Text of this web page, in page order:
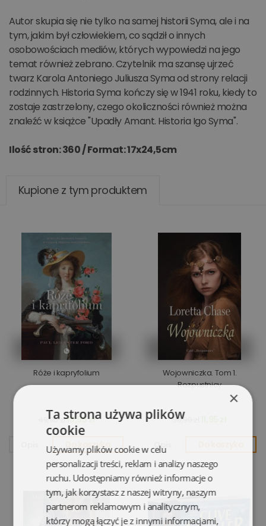
Autor skupia się nie tylko na samej historii Syma, ale i na
tym, jakim był człowiekiem, co sądził o innych
osobowościach mediów, których wypowiedzi na jego
temat również zebrano. Czytelnik ma szansę ujrzeć
twarz Karola Antoniego Juliusza Syma od strony relacji
rodzinnych. Historia Syma kończy się w 1941 roku, kiedy to
zostaje zastrzelony, czego okoliczności również można
znaleźć w książce "Upadły Amant. Historia Igo Syma".
Ilość stron: 360 /Format: 17x24,5cm
Kupione z tym produktem
Róże i kapryfolium
49,90 zł13,55 zł
Do koszyka
Wojowniczka. Tom 1.
Rozpustnicy
38,90 zł
Opis
×
Ta strona używa plików
cookie
Używamy plików cookie w celu
personalizacji treści, reklam i analizy naszego
ruchu. Udostępniamy również informacje o
tym, jak korzystasz z naszej witryny, naszym
partnerom reklamowym i analitycznym,
którzy mogą łączyć je z innymi informacjami,